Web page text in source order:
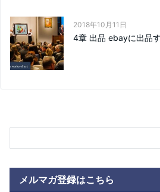
2018年10月11日
4章 出品 ebayに出品
メルマガ登録はこちら